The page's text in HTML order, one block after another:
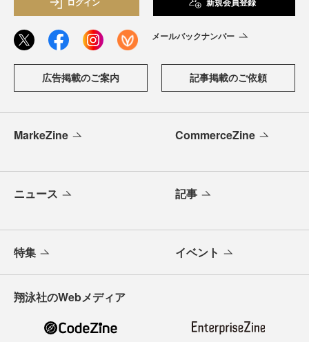
メールバックナンバー
広告掲載のご案内 記事掲載のご依頼
MarkeZine CommerceZine
ニュース 記事
特集 イベント
翔泳社のWebメディア